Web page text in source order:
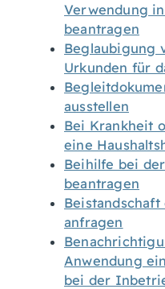
Verwendung
beantragen
Beglaubigung
Urkunden für
ausstellen
Bei Krankheit
eine
Beihilfe bei
beantragen
anfragen
Anwendung
bei der